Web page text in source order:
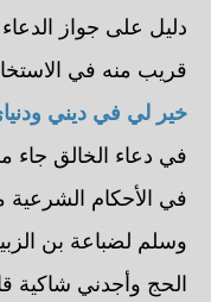
دليل على جواز
قريب منه في
خير لي في ديني
في دعاء الخالق جاء
في الأحكام الشرعية
وسلم لضباعة بن
الحج وأجدني شاكية